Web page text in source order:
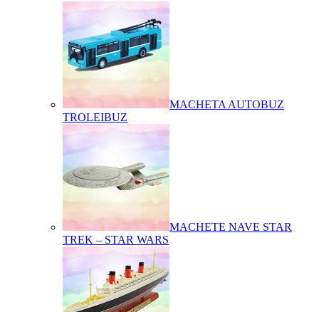
MACHETA AUTOBUZ
TROLEIBUZ
MACHETE NAVE STAR
TREK – STAR WARS